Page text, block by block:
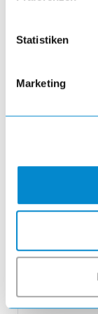
Statistiken
Marketing
Akku-
RFID Lock